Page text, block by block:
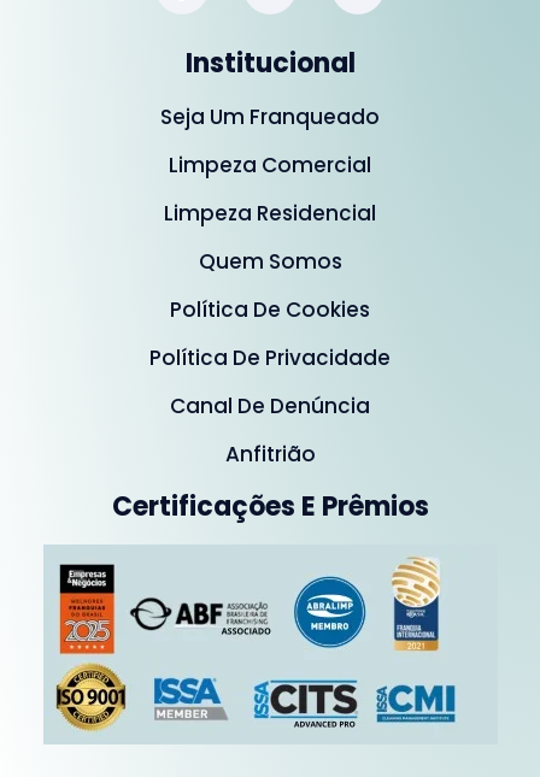
Institucional
Seja Um Franqueado
Limpeza Comercial
Limpeza Residencial
Quem Somos
Política De Cookies
Política De Privacidade
Canal De Denúncia
Anfitrião
Certificações E Prêmios